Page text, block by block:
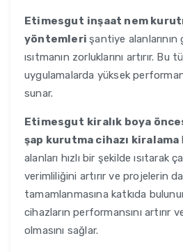
Etimesgut inşaat nem
yöntemlerişantiye alanlarının
ısıtmanın zorluklarını artırır. Bu
uygulamalarda yüksek
sunar.
Etimesgut kiralık boya
şap kurutma cihazı kiralama
alanları hızlı bir şekilde ısıtarak
verimliliğini artırır ve projelerin
tamamlanmasına katkıda
cihazların performansını artırır
olmasını sağlar.